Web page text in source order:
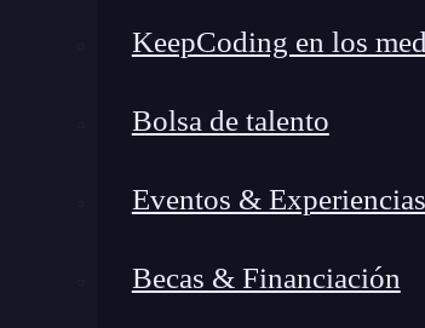
KeepCoding en los
Bolsa de talento
Eventos & Experiencias
Becas & Financiación
Te decía queWhatsApp no tiene
Android existen herramientas
una aplicación que automatiza el